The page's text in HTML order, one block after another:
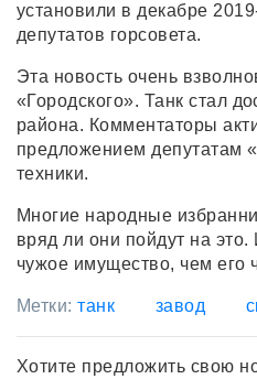
установили в декабре
депутатов горсовета.
Эта новость очень
«Городского». Танк стал
района. Комментаторы
предложением депутатам
техники.
Многие народные
вряд ли они пойдут на это.
чужое имущество, чем его
Метки:танк завод
Хотите предложить свою